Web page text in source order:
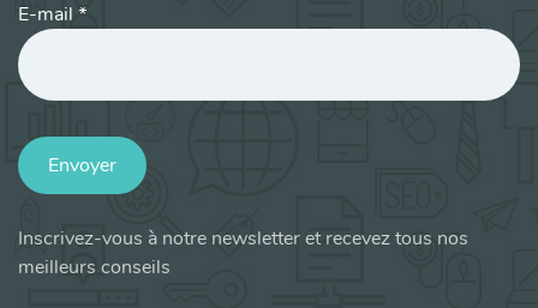
E-mail *
Envoyer
Inscrivez-vous à notre newsletter et recevez tous nos
meilleurs conseils